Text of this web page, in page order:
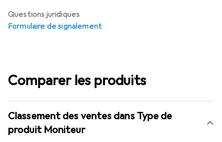
Questions juridiques
Formulaire de signalement
Comparer les produits
Classement des ventes dans Type de
produit Moniteur